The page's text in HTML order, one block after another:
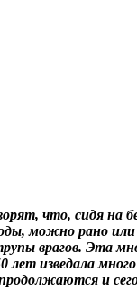
что, сидя на
можно рано
врагов. Эта
лет изведала
и